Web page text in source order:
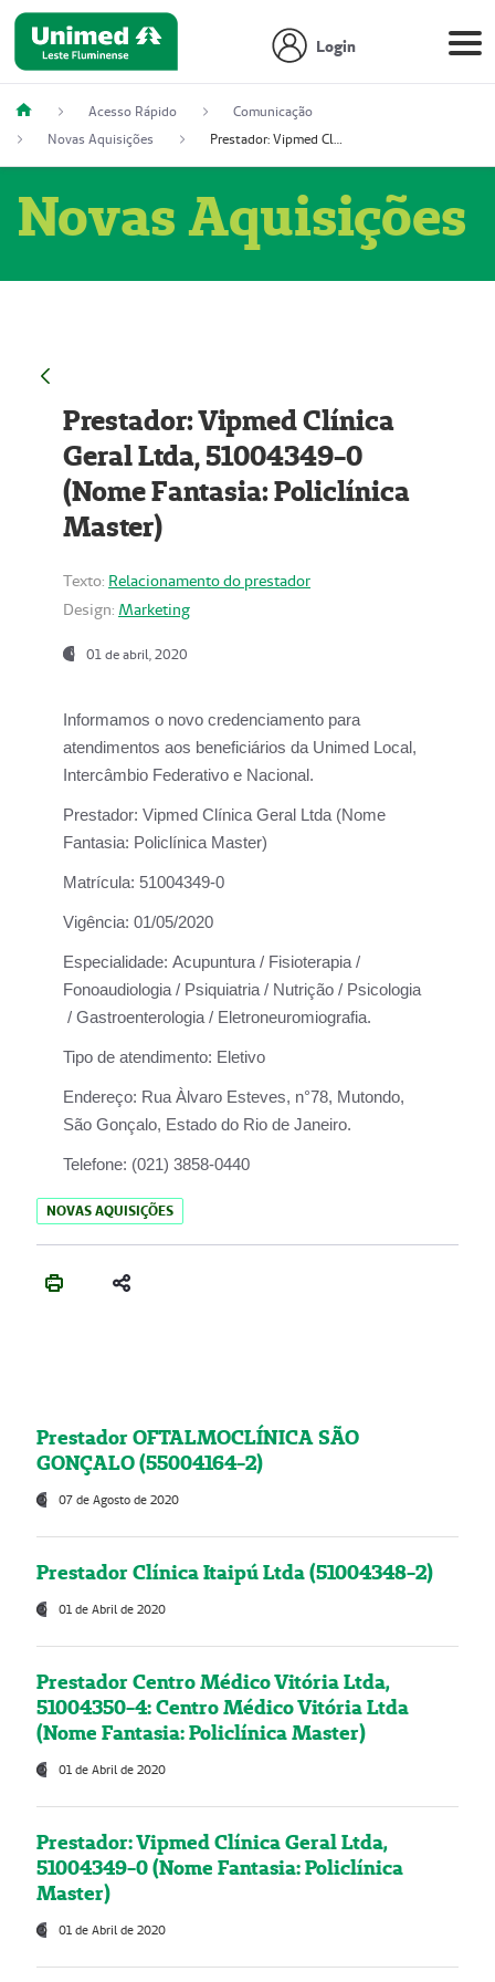
Login
Acesso Rápido
Comunicação
Novas Aquisições
Prestador: Vipmed Clínica Geral Ltda, 51004349-0 (Nome Fantasia: Policlínica Master)
Novas Aquisições
Prestador: Vipmed Clínica
Geral Ltda, 51004349-0
(Nome Fantasia: Policlínica
Master)
Texto: Relacionamento do prestador
Design: Marketing
01 de abril, 2020
Informamos o novo credenciamento para
atendimentos aos beneficiários da Unimed Local,
Intercâmbio Federativo e Nacional.
Prestador: Vipmed Clínica Geral Ltda (Nome
Fantasia: Policlínica Master)
Matrícula: 51004349-0
Vigência: 01/05/2020
Especialidade: Acupuntura / Fisioterapia /
Fonoaudiologia / Psiquiatria / Nutrição / Psicologia
/ Gastroenterologia / Eletroneuromiografia.
Tipo de atendimento: Eletivo
Endereço: Rua Àlvaro Esteves, n°78, Mutondo,
São Gonçalo, Estado do Rio de Janeiro.
Telefone: (021) 3858-0440
NOVAS AQUISIÇÕES
Prestador OFTALMOCLÍNICA SÃO
GONÇALO (55004164-2)
07 de Agosto de 2020
Prestador Clínica Itaipú Ltda (51004348-2)
01 de Abril de 2020
Prestador Centro Médico Vitória Ltda,
51004350-4: Centro Médico Vitória Ltda
(Nome Fantasia: Policlínica Master)
01 de Abril de 2020
Prestador: Vipmed Clínica Geral Ltda,
51004349-0 (Nome Fantasia: Policlínica
Master)
01 de Abril de 2020